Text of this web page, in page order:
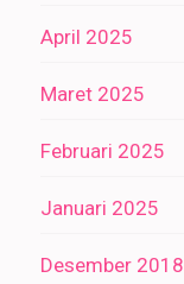
April 2025
Maret 2025
Februari 2025
Januari 2025
Desember 2018